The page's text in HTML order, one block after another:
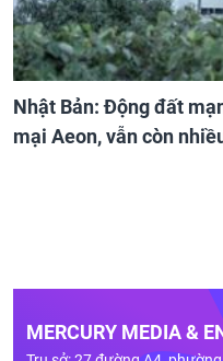
Nhật Bản: Động đất
mại Aeon, vẫn còn
MERCURY MEDIA &